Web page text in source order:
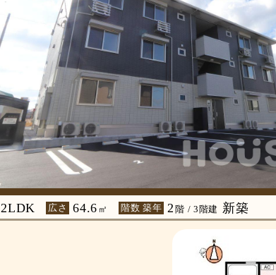
2LDK 広さ 64.6 ㎡ 階数 築年 2 階 / 3階建 新築